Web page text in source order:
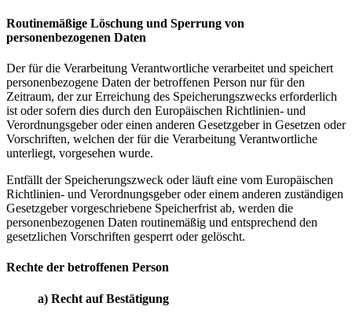
Routinemäßige Löschung und Sperrung von
personenbezogenen Daten
Der für die Verarbeitung Verantwortliche verarbeitet und speichert
personenbezogene Daten der betroffenen Person nur für den
Zeitraum, der zur Erreichung des Speicherungszwecks erforderlich
ist oder sofern dies durch den Europäischen Richtlinien- und
Verordnungsgeber oder einen anderen Gesetzgeber in Gesetzen oder
Vorschriften, welchen der für die Verarbeitung Verantwortliche
unterliegt, vorgesehen wurde.
Entfällt der Speicherungszweck oder läuft eine vom Europäischen
Richtlinien- und Verordnungsgeber oder einem anderen zuständigen
Gesetzgeber vorgeschriebene Speicherfrist ab, werden die
personenbezogenen Daten routinemäßig und entsprechend den
gesetzlichen Vorschriften gesperrt oder gelöscht.
Rechte der betroffenen Person
a) Recht auf Bestätigung